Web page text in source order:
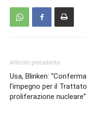
Articolo precedente
Usa, Blinken:
l’impegno per il
proliferazione nucleare”